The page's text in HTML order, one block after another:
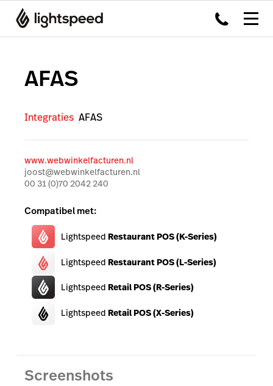
AFAS
Integraties AFAS
www.webwinkelfacturen.nl
joost@webwinkelfacturen.nl
00 31 (0)70 2042 240
Compatibel met:
Lightspeed Restaurant POS (K-Series)
Lightspeed Restaurant POS (L-Series)
Lightspeed Retail POS (R-Series)
Lightspeed Retail POS (X-Series)
Screenshots